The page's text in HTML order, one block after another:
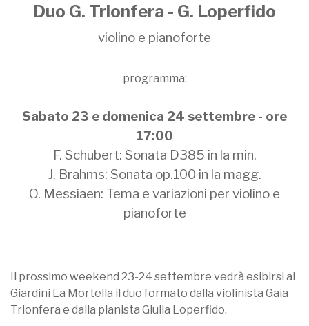
Duo G. Trionfera - G. Loperfido
violino e pianoforte
programma:
Sabato 23 e domenica 24 settembre - ore
17:00
F. Schubert: Sonata D385 in la min.
J. Brahms: Sonata op.100 in la magg.
O. Messiaen: Tema e variazioni per violino e
pianoforte
-------
Il prossimo weekend 23-24 settembre vedrà esibirsi ai
Giardini La Mortella il duo formato dalla violinista Gaia
Trionfera e dalla pianista Giulia Loperfido.